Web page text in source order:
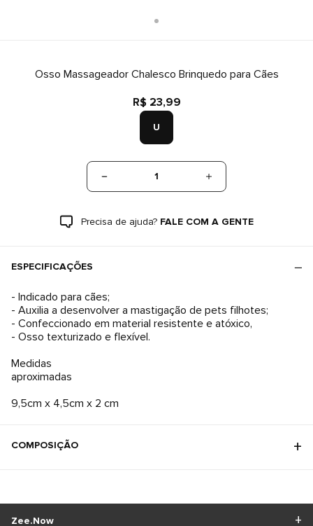
Osso Massageador Chalesco Brinquedo para Cães
R$ 23,99
U
1
Precisa de ajuda? FALE COM A GENTE
ESPECIFICAÇÕES
- Indicado para cães;
- Auxilia a desenvolver a mastigação de pets filhotes;
- Confeccionado em material resistente e atóxico,
- Osso texturizado e flexível.
Medidas
aproximadas
9,5cm x 4,5cm x 2 cm
COMPOSIÇÃO
Zee.Now